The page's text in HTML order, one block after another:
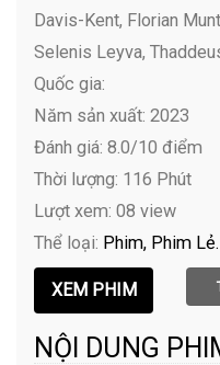
Davis-Kent, Florian
Selenis Leyva,
Quốc gia:
Năm sản xuất: 2023
Đánh giá: 8.0/10 điểm
Thời lượng: 116 Phút
Lượt xem: 08 view
Thể loại: Phim Phim Lẻ
NỘI DUNG